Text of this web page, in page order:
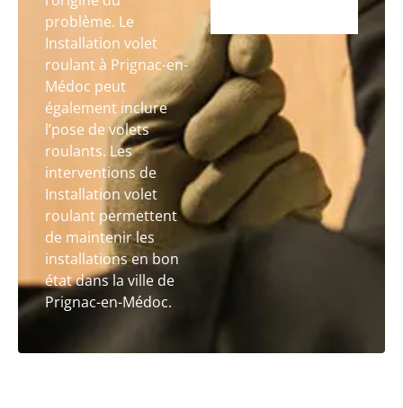
problème. Le
Installation volet
roulant à Prignac-en-
Médoc peut
également inclure
l’pose de volets
roulants. Les
interventions de
Installation volet
roulant permettent
de maintenir les
installations en bon
état dans la ville de
Prignac-en-Médoc.